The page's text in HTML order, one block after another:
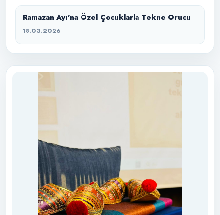
Ramazan Ayı’na Özel Çocuklarla Tekne Orucu
18.03.2026